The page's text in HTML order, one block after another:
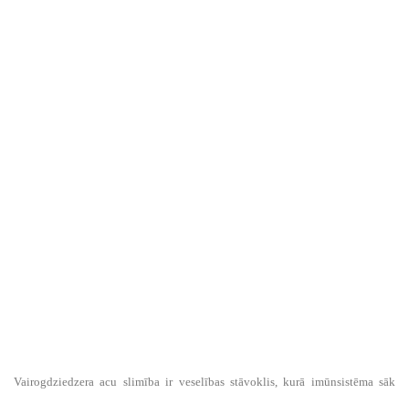
Vairogdziedzera acu slimība ir veselības stāvoklis, kurā imūnsistēma sāk